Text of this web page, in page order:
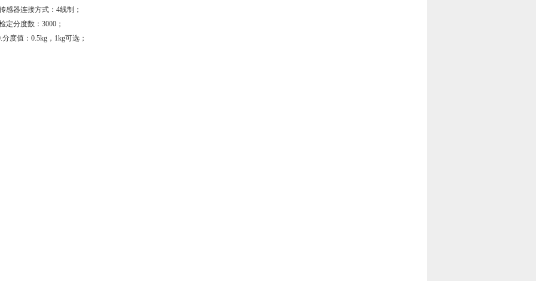
感器连接方式：4线制；
定分度数：3000；
分度值：0.5kg，1kg可选；